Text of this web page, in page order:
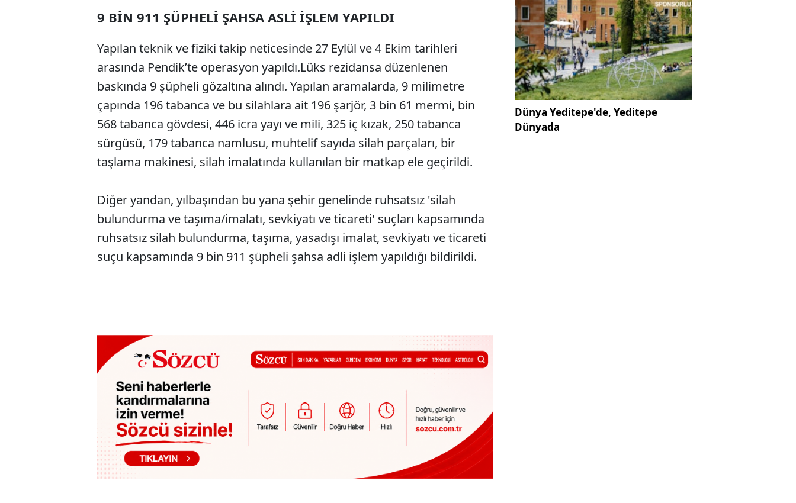
9 BİN 911 ŞÜPHELİ ŞAHSA ASLİ İŞLEM YAPILDI
Yapılan teknik ve fiziki takip neticesinde 27 Eylül ve 4 Ekim tarihleri
arasında Pendik’te operasyon yapıldı.Lüks rezidansa düzenlenen
baskında 9 şüpheli gözaltına alındı. Yapılan aramalarda, 9 milimetre
çapında 196 tabanca ve bu silahlara ait 196 şarjör, 3 bin 61 mermi, bin
568 tabanca gövdesi, 446 icra yayı ve mili, 325 iç kızak, 250 tabanca
sürgüsü, 179 tabanca namlusu, muhtelif sayıda silah parçaları, bir
taşlama makinesi, silah imalatında kullanılan bir matkap ele geçirildi.
Diğer yandan, yılbaşından bu yana şehir genelinde ruhsatsız 'silah
bulundurma ve taşıma/imalatı, sevkiyatı ve ticareti' suçları kapsamında
ruhsatsız silah bulundurma, taşıma, yasadışı imalat, sevkiyatı ve ticareti
suçu kapsamında 9 bin 911 şüpheli şahsa adli işlem yapıldığı bildirildi.
Dünya Yeditepe'de, Yeditepe
Dünyada